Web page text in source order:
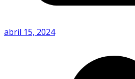
abril 15, 2024